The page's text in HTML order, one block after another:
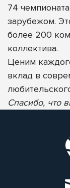
74
зарубежом.
более 200
коллектива.
Ценим
вклад в
Спасибо, что